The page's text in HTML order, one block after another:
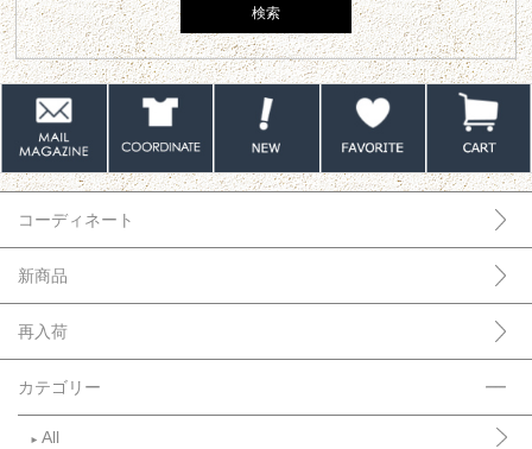
コーディネート
新商品
再入荷
カテゴリー
► All